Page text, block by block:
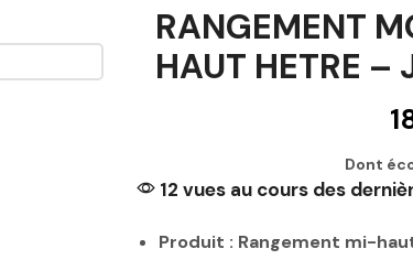
RANGEMENT
HAUT HETRE –
Dont
12 vues au cours des
Produit : Rangement mi-